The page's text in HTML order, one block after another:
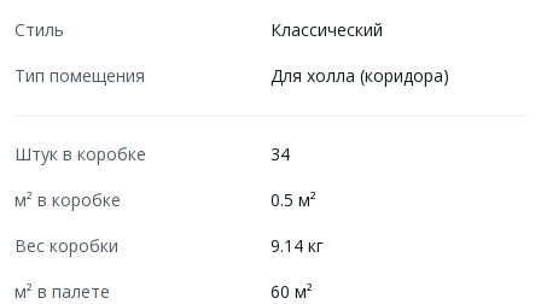
Стиль
Классический
Тип помещения
Для холла (коридора)
Штук в коробке
34
м² в коробке
0.5 м²
Вес коробки
9.14 кг
м² в палете
60 м²